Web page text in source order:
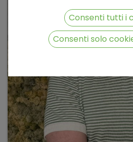
Consenti tutti i
Consenti solo